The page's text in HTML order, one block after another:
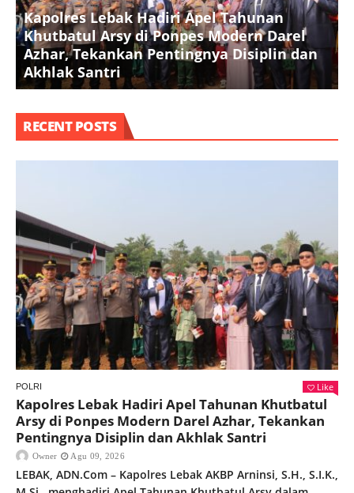
Kapolres Lebak Hadiri Apel Tahunan
Khutbatul Arsy di Ponpes Modern Darel
Azhar, Tekankan Pentingnya Disiplin dan
Akhlak Santri
RECENT POSTS
POLRI Like
Kapolres Lebak Hadiri Apel Tahunan Khutbatul
Arsy di Ponpes Modern Darel Azhar, Tekankan
Pentingnya Disiplin dan Akhlak Santri
Owner Agu 09, 2026
LEBAK, ADN.Com – Kapolres Lebak AKBP Arninsi, S.H., S.I.K.,